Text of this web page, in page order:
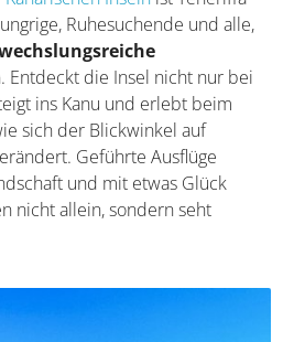
Kanarischen Inselnist Teneriffa
Ruhesuchende und
abwechslungsreiche
die Insel nicht nur bei
ins Kanu und erlebt beim
sich der Blickwinkel auf
Geführte Ausflüge
und mit etwas Glück